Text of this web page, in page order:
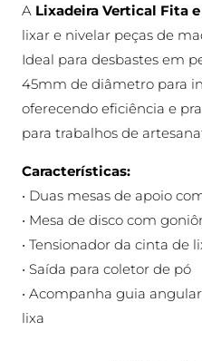
A Lixadeira Vertical Fita
lixar e nivelar peças de
Ideal para desbastes em
45mm de diâmetro para
oferecendo eficiência e
para trabalhos de
Características:
• Duas mesas de apoio
• Mesa de disco com
• Tensionador da cinta de
• Saída para coletor de pó
• Acompanha guia
lixa